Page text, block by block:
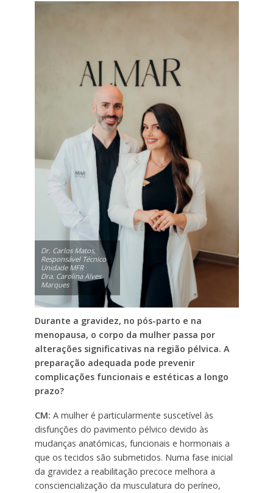
Dr. Carlos Matos,
Responsável Técnico
Unidade MFR
Dra. Carolina Alves
Marques
Durante a gravidez, no pós-parto e na
menopausa, o corpo da mulher passa por
alterações significativas na região pélvica. A
preparação adequada pode prevenir
complicações funcionais e estéticas a longo
prazo?
CM: A mulher é particularmente suscetível às
disfunções do pavimento pélvico devido às
mudanças anatómicas, funcionais e hormonais a
que os tecidos são submetidos. Numa fase inicial
da gravidez a reabilitação precoce melhora a
consciencialização da musculatura do períneo,